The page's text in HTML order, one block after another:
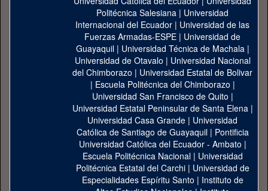
Politécnica Salesiana | Universidad
Internacional del Ecuador | Universidad de las
Fuerzas Armadas-ESPE | Universidad de
Guayaquil| Universidad Técnica de Machala|
Universidad de Otavalo | Universidad Nacional
del Chimborazo | Universidad Estatal de Bolivar
| Escuela Politécnica del Chimborazo |
Universidad San Francisco de Quito |
Universidad Estatal Peninsular de Santa Elena|
Universidad Casa Grande | Universidad
Católica de Santiago de Guayaquil| Pontificia
Universidad Católica del Ecuador - Ambato |
Escuela Politécnica Nacional| Universidad
Politécnica Estatal del Carchi| Universidad de
Especialidades Espíritu Santo | Instituto de